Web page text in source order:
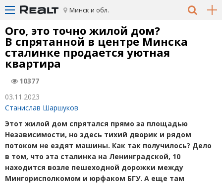
Минск и обл.
Ого, это точно жилой дом?
В спрятанной в центре Минска
сталинке продается уютная
квартира
10377
03.11.2023
Станислав Шаршуков
Этот жилой дом спрятался прямо за площадью
Независимости, но здесь тихий дворик и рядом
потоком не ездят машины. Как так получилось? Дело
в том, что эта сталинка на Ленинградской, 10
находится возле пешеходной дорожки между
Мингорисполкомом и юрфаком БГУ. А еще там